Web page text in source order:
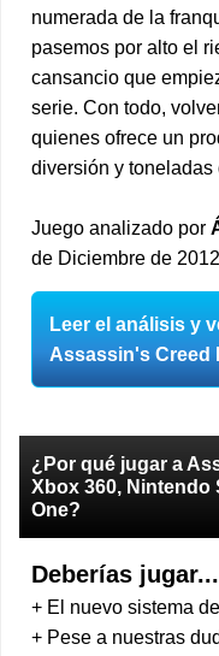
numerada de la
pasemos por alto el
cansancio que
serie. Con todo,
quienes ofrece un
diversión y toneladas
Juego analizado por
de Diciembre de 2012
Leer el análisis y
Assassin's Creed III
¿Por qué jugar a
Xbox 360, Nintendo
One?
Deberías jugar...
+ El nuevo sistema
+ Pese a nuestras